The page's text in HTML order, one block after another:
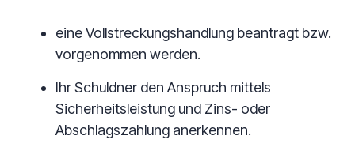
eine Vollstreckungshandlung beantragt bzw.
vorgenommen werden.
Ihr Schuldner den Anspruch mittels
Sicherheitsleistung und Zins- oder
Abschlagszahlung anerkennen.